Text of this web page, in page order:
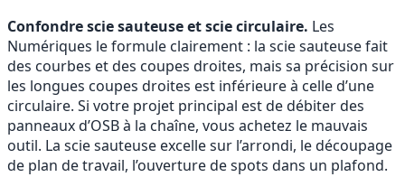
Confondre scie sauteuse et scie circulaire. Les
Numériques le formule clairement : la scie sauteuse fait
des courbes et des coupes droites, mais sa précision sur
les longues coupes droites est inférieure à celle d’une
circulaire. Si votre projet principal est de débiter des
panneaux d’OSB à la chaîne, vous achetez le mauvais
outil. La scie sauteuse excelle sur l’arrondi, le découpage
de plan de travail, l’ouverture de spots dans un plafond.